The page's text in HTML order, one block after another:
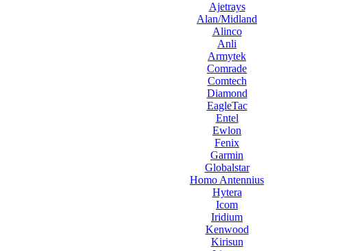
Ajetrays
Alan/Midland
Alinco
Anli
Armytek
Comrade
Comtech
Diamond
EagleTac
Entel
Ewlon
Fenix
Garmin
Globalstar
Homo Antennius
Hytera
Icom
Iridium
Kenwood
Kirisun